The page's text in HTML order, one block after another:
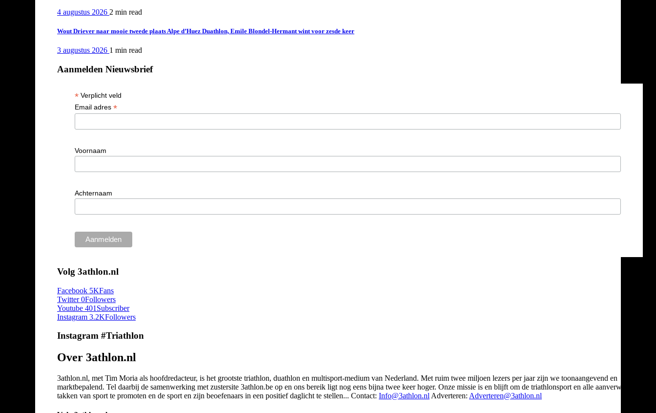
4 augustus 2026 2 min read
Wout Driever naar mooie tweede plaats Alpe d’Huez Duathlon, Emile Blondel-Hermant wint voor zesde keer
3 augustus 2026 1 min read
Aanmelden Nieuwsbrief
* Verplicht veld
Email adres *
Voornaam
Achternaam
Volg 3athlon.nl
Facebook 5KFans
Twitter 0Followers
Youtube 401 Subscriber
Instagram 3.2KFollowers
Instagram #Triathlon
Over 3athlon.nl
3athlon.nl, met Tim Moria als hoofdredacteur, is het grootste triathlon, duathlon en multisport-medium van Nederland. Met ruim twee miljoen lezers per jaar zijn we toonaangevend en
marktbepalend. Tel daarbij de samenwerking met zustersite 3athlon.be op en ons bereik ligt nog eens bijna twee keer hoger. Onze missie is en blijft om de triathlonsport en alle aanverwante
takken van sport te promoten en de sport en zijn beoefenaars in een positief daglicht te stellen... Contact: Info@3athlon.nl Adverteren: Adverteren@3athlon.nl